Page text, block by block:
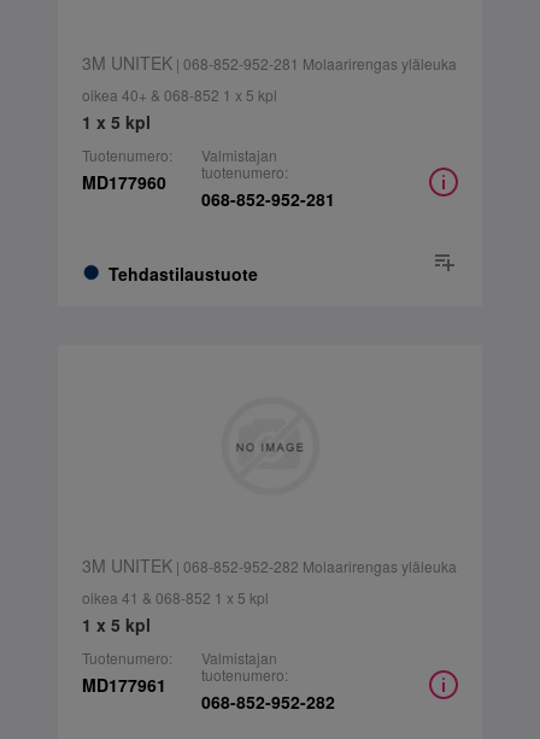
3M UNITEK| 068-852-952-281 Molaarirengas yläleuka
oikea 40+ & 068-852 1 x 5 kpl
1 x 5 kpl
Tuotenumero:
MD177960
Tehdastilaustuote
Valmistajan
tuotenumero:
068-852-952-281
3M UNITEK| 068-852-952-282 Molaarirengas yläleuka
oikea 41 & 068-852 1 x 5 kpl
1 x 5 kpl
Tuotenumero:
MD177961
Valmistajan
tuotenumero:
068-852-952-282